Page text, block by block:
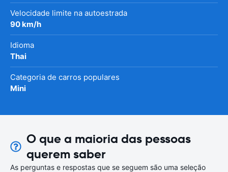
Velocidade limite na autoestrada
90 km/h
Idioma
Thai
Categoria de carros populares
Mini
O que a maioria das pessoas
querem saber
As perguntas e respostas que se seguem são uma seleção